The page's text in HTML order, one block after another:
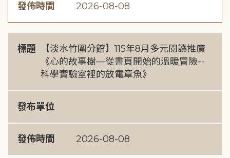
發佈時間 2026-08-08
標題
【淡水竹圍分館】115年8月多元閱讀推廣
《心的故事樹—從書頁開始的溫暖冒險--
科學實驗室裡的放電章魚》
發布單位
發佈時間 2026-08-08